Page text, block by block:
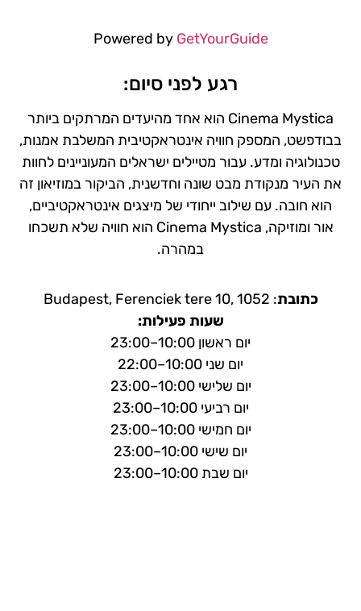
Powered by GetYourGuide
רגע לפני סיום:
Cinema Mystica הוא אחד מהיעדים המרתקים ביותר
בבודפשט, המספק חוויה אינטראקטיבית המשלבת אמנות,
טכנולוגיה ומדע. עבור מטיילים ישראלים המעוניינים לחוות
את העיר מנקודת מבט שונה וחדשנית, הביקור במוזיאון זה
הוא חובה. עם שילוב ייחודי של מיצגים אינטראקטיביים,
אור ומוזיקה, Cinema Mystica הוא חוויה שלא תשכחו
במהרה.
כתובת: Budapest, Ferenciek tere 10, 1052
שעות פעילות:
יום ראשון 10:00–23:00
יום שני 10:00–22:00
יום שלישי 10:00–23:00
יום רביעי 10:00–23:00
יום חמישי 10:00–23:00
יום שישי 10:00–23:00
יום שבת 10:00–23:00